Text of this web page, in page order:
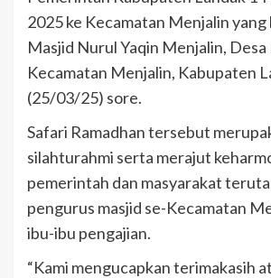
2025 ke Kecamatan Menjalin
Masjid Nurul Yaqin Menjalin,
Kecamatan Menjalin, Kabupaten
(25/03/25) sore.
Safari Ramadhan tersebut
silahturahmi serta merajut
pemerintah dan masyarakat
pengurus masjid se-Kecamatan
ibu-ibu pengajian.
“Kami mengucapkan terimakasih